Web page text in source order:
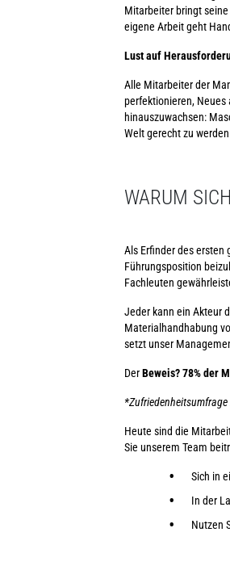
Mitarbeiter bringt
eigene Arbeit geht
Lust auf
Alle Mitarbeiter der
perfektionieren, Neues
hinauszuwachsen:
Welt gerecht zu
WARUM
Als Erfinder des
Führungsposition
Fachleuten
Jeder kann ein Akteur
Materialhandhabung
setzt unser
DerBeweis? 78% der
Heute sind die
Sie unserem Team
Sich in
In der
Nutzen